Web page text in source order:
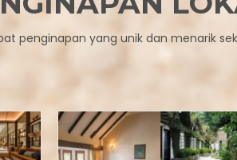
penginapan yang unik dan menarik